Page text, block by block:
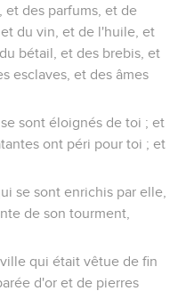
et des parfums, et de
du vin, et de l'huile, et
bétail, et des brebis, et
esclaves, et des âmes
sont éloignés de toi ; et
ont péri pour toi ; et
se sont enrichis par elle,
de son tourment,
qui était vêtue de fin
d'or et de pierres